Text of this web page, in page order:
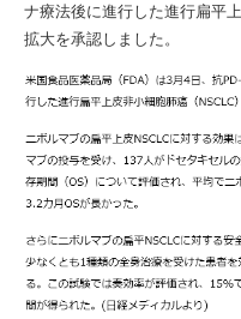
ナ療法後に進行した進行扁平
拡大を承認しました。